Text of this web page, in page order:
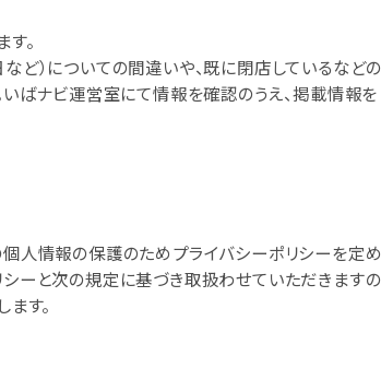
。
ど）についての間違いや、既に閉店しているなどの
いばナビ運営室にて情報を確認のうえ、掲載情報を
人情報の保護のためプライバシーポリシーを定め
ーと次の規定に基づき取扱わせていただきますの
す。